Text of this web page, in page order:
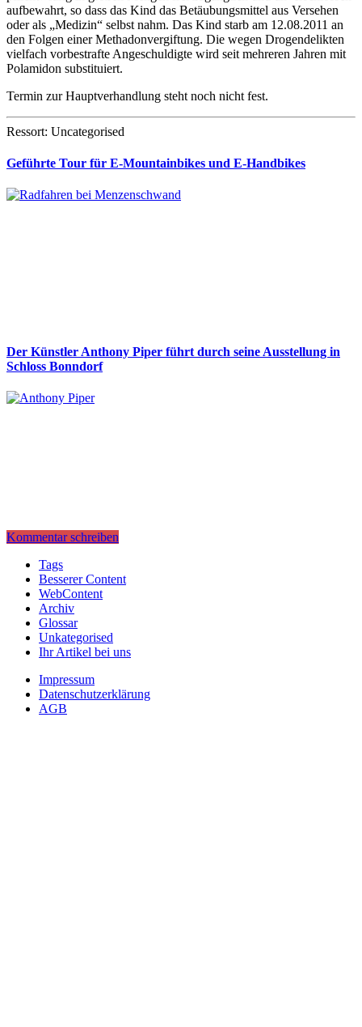
aufbewahrt, so dass das Kind das Betäubungsmittel aus Versehen
oder als „Medizin“ selbst nahm. Das Kind starb am 12.08.2011 an
den Folgen einer Methadonvergiftung. Die wegen Drogendelikten
vielfach vorbestrafte Angeschuldigte wird seit mehreren Jahren mit
Polamidon substituiert.
Termin zur Hauptverhandlung steht noch nicht fest.
Ressort: Uncategorised
Geführte Tour für E-Mountainbikes und E-Handbikes
Der Künstler Anthony Piper führt durch seine Ausstellung in
Schloss Bonndorf
Kommentar schreiben
Tags
Besserer Content
WebContent
Archiv
Glossar
Unkategorised
Ihr Artikel bei uns
Impressum
Datenschutzerklärung
AGB